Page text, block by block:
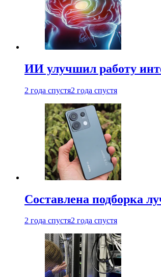
ИИ улучшил работу
2 года спустя2 года спустя
Составлена подборка
2 года спустя2 года спустя